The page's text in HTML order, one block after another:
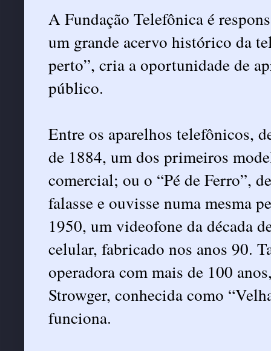
A Fundação Telefônica é
um grande acervo histórico da
perto”, cria a oportunidade de
público.
Entre os aparelhos telefônicos,
de 1884, um dos primeiros
comercial; ou o “Pé de Ferro”,
falasse e ouvisse numa mesma
1950, um videofone da década
celular, fabricado nos anos 90.
operadora com mais de 100
Strowger, conhecida como
funciona.